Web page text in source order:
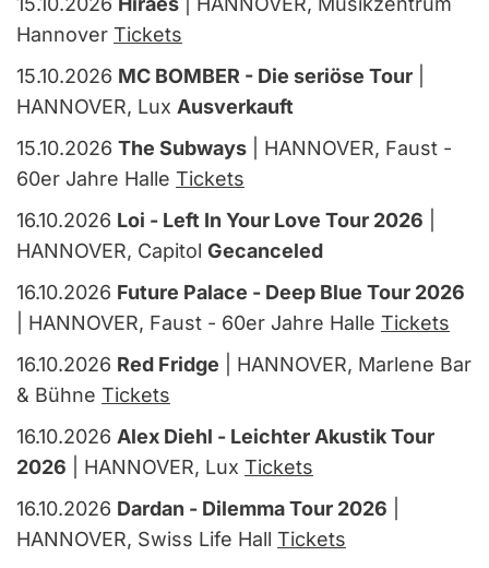
Hannover Tickets
15.10.2026 MC BOMBER - Die seriöse Tour
HANNOVER, Lux Ausverkauft
15.10.2026 The Subways | HANNOVER, Faust -
60er Jahre Halle Tickets
16.10.2026 Loi - Left In Your Love Tour 2026
HANNOVER, Capitol Gecanceled
16.10.2026 Future Palace - Deep Blue Tour 2026
| HANNOVER, Faust - 60er Jahre Halle Tickets
16.10.2026 Red Fridge | HANNOVER, Marlene Bar
& Bühne Tickets
16.10.2026 Alex Diehl - Leichter Akustik Tour
2026 | HANNOVER, Lux Tickets
16.10.2026 Dardan - Dilemma Tour 2026
HANNOVER, Swiss Life Hall Tickets